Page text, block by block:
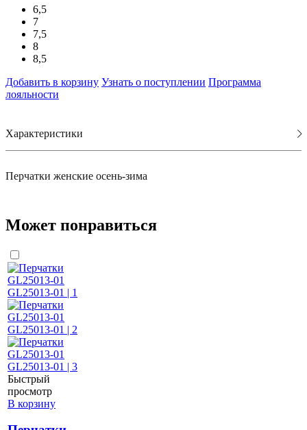
6,5
7
7,5
8
8,5
Добавить в корзину Узнать о поступлении Программа
лояльности
Характеристики
Перчатки женские осень-зима
Может понравиться
Быстрый
просмотр
В корзину